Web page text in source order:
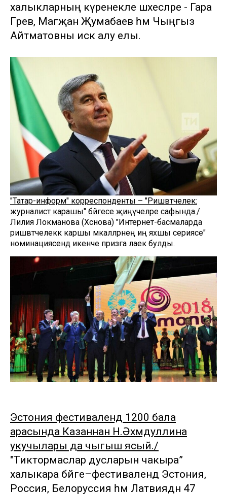
халыкларның күренекле шәхесләре - Гара
Гәрәев, Магҗан Җумабаев һәм Чыңгыз
Айтматовны искә алу елы.
"Татар-информ" корреспонденты – "Ришвәтчелек:
журналист карашы" бәйгесе җиңүчеләре сафында./
Лилия Локманова (Хәсәнова) "Интернет-басмаларда
ришвәтчелеккә каршы мәкаләләрнең иң яхшы сериясе"
номинациясендә икенче призга лаек булды.
Эстония фестивалендә 1200 бала
арасында Казаннан Н.Әхмәдуллина
укучылары да чыгыш ясый./
"Тиктормаслар дусларын чакыра”
халыкара бәйге–фестивалендә Эстония,
Россия, Белорусcия һәм Латвиядән 47